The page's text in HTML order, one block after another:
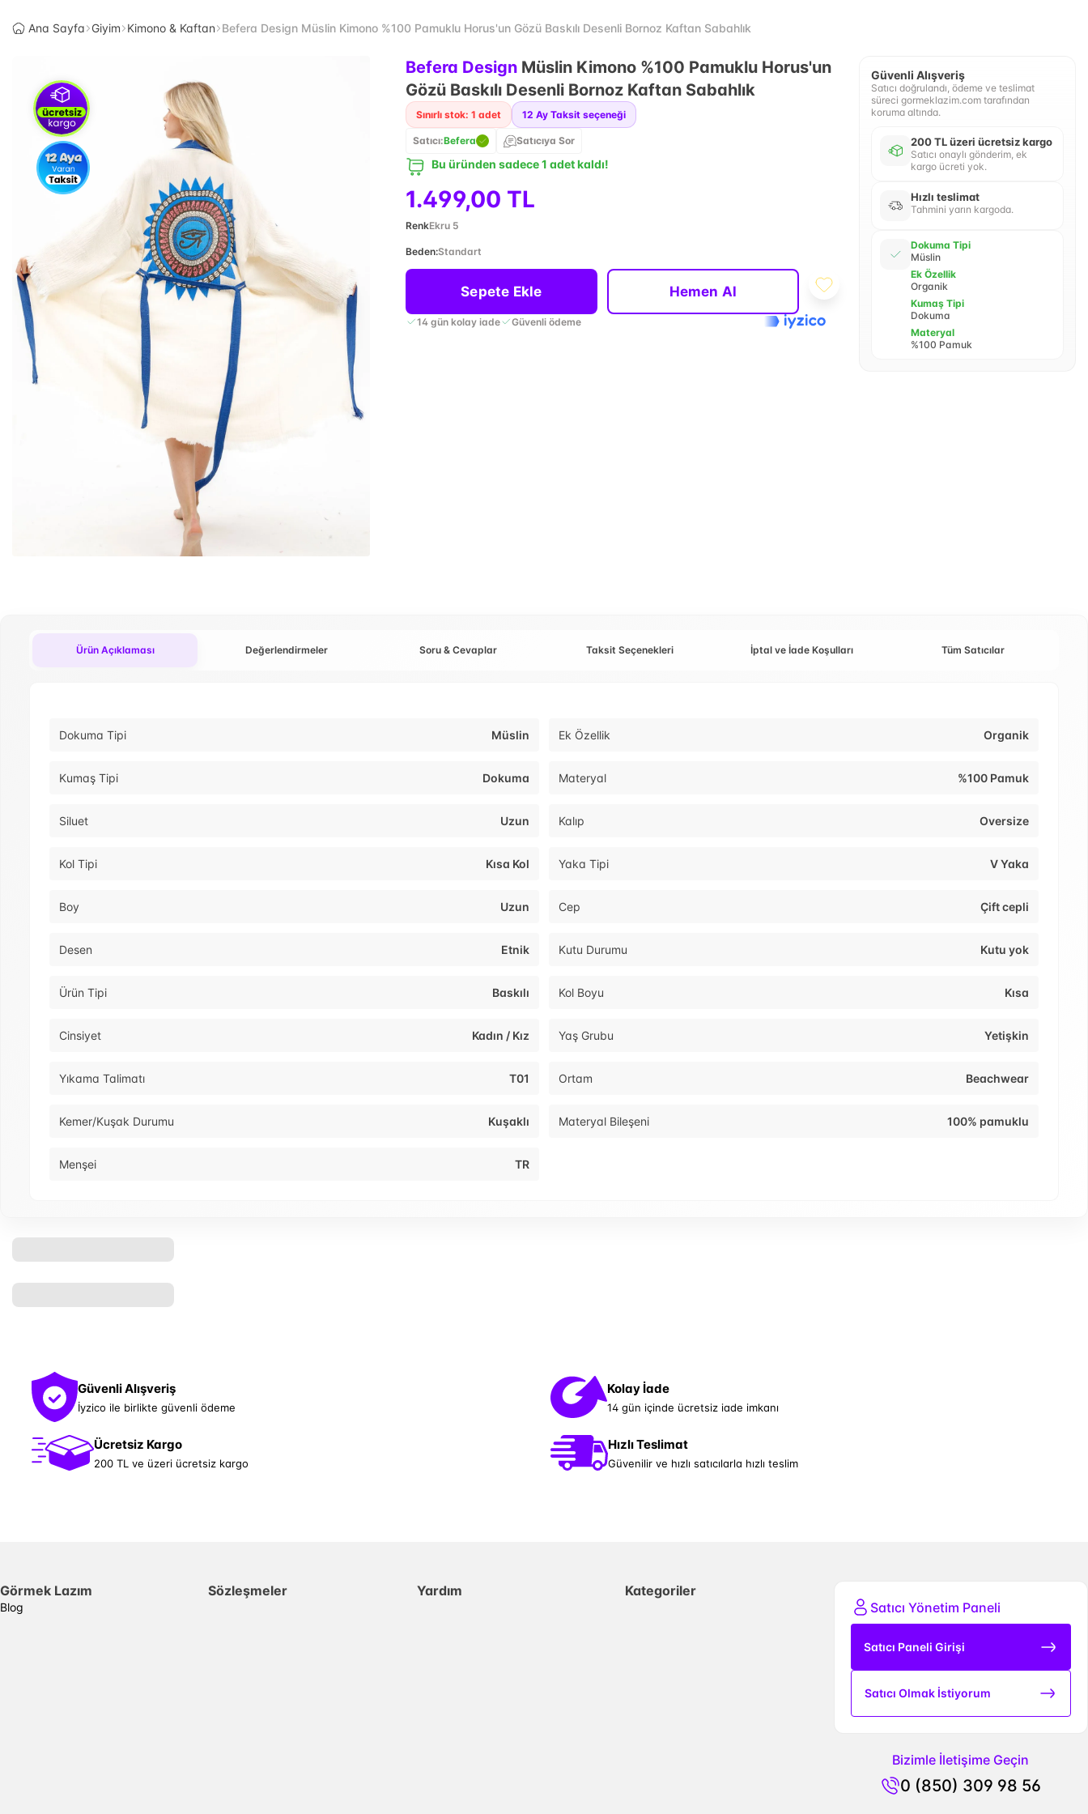
Ana Sayfa Giyim Kimono & Kaftan Befera Design Müslin Kimono %100 Pamuklu Horus'un Gözü Baskılı Desenli Bornoz Kaftan Sabahlık
Befera Design Müslin Kimono %100 Pamuklu Horus'un
Gözü Baskılı Desenli Bornoz Kaftan Sabahlık
Sınırlı stok: 1 adet 12 Ay Taksit seçeneği
Satıcı:Befera Satıcıya Sor
Bu üründen sadece 1 adet kaldı!
1.499,00 TL
RenkEkru 5
Beden:Standart
Sepete Ekle Hemen Al
14 gün kolay iade Güvenli ödeme
Güvenli Alışveriş
Satıcı doğrulandı, ödeme ve teslimat
süreci gormeklazim.com tarafından
koruma altında.
200 TL üzeri ücretsiz kargo
Satıcı onaylı gönderim, ek
kargo ücreti yok.
Hızlı teslimat
Tahmini yarın kargoda.
Dokuma Tipi
Müslin
Ek Özellik
Organik
Kumaş Tipi
Dokuma
Materyal
%100 Pamuk
Ürün Açıklaması Değerlendirmeler Soru & Cevaplar Taksit Seçenekleri İptal ve İade Koşulları Tüm Satıcılar
Dokuma Tipi Müslin Ek Özellik Organik
Kumaş Tipi Dokuma Materyal %100 Pamuk
Siluet Uzun Kalıp Oversize
Kol Tipi Kısa Kol Yaka Tipi V Yaka
Boy Uzun Cep Çift cepli
Desen Etnik Kutu Durumu Kutu yok
Ürün Tipi Baskılı Kol Boyu Kısa
Cinsiyet Kadın / Kız Yaş Grubu Yetişkin
Yıkama Talimatı T01 Ortam Beachwear
Kemer/Kuşak Durumu Kuşaklı Materyal Bileşeni 100% pamuklu
Menşei TR
Güvenli Alışveriş
İyzico ile birlikte güvenli ödeme
Kolay İade
14 gün içinde ücretsiz iade imkanı
Ücretsiz Kargo
200 TL ve üzeri ücretsiz kargo
Hızlı Teslimat
Güvenilir ve hızlı satıcılarla hızlı teslim
Görmek Lazım
Blog
Sözleşmeler Yardım
Kategoriler
Satıcı Yönetim Paneli
Satıcı Paneli Girişi
Satıcı Olmak İstiyorum
Bizimle İletişime Geçin
0 (850) 309 98 56